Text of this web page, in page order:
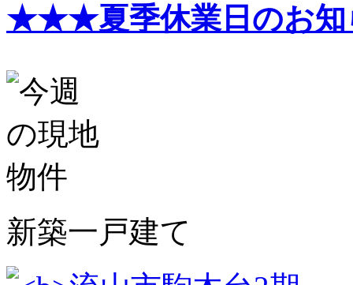
★★★夏季休業日のお
新築一戸建て